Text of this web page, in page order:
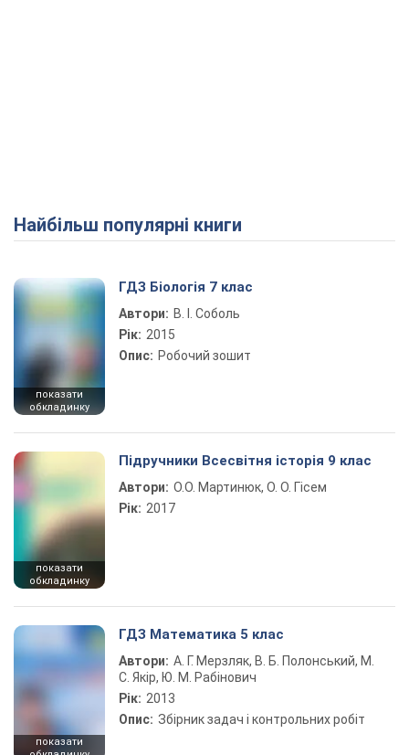
Найбільш популярні книги
показати
обкладинку
ГДЗ Біологія 7 клас
Автори: В. І. Соболь
Рік: 2015
Опис: Робочий зошит
показати
обкладинку
Підручники Всесвітня історія 9 клас
Автори: О.О. Мартинюк, О. О. Гісем
Рік: 2017
показати
ГДЗ Математика 5 клас
Автори: А. Г. Мерзляк, В. Б. Полонський, М.
С. Якір, Ю. М. Рабінович
Рік: 2013
Опис: Збірник задач і контрольних робіт